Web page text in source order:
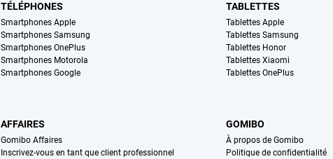
TÉLÉPHONES
Smartphones Apple
Smartphones Samsung
Smartphones OnePlus
Smartphones Motorola
Smartphones Google
TABLETTES
Tablettes Apple
Tablettes Samsung
Tablettes Honor
Tablettes Xiaomi
Tablettes OnePlus
AFFAIRES
Gomibo Affaires
Inscrivez-vous en tant que client professionnel
GOMIBO
À propos de Gomibo
Politique de confidentialité